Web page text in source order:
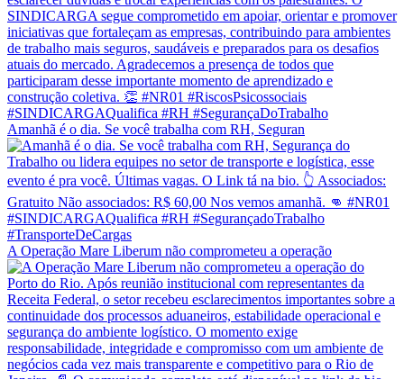
Amanhã é o dia. Se você trabalha com RH, Seguran
A Operação Mare Liberum não comprometeu a operação